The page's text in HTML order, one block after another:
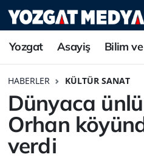
Yozgat Asayiş Bilim
HABERLER KÜLTÜR SANAT
Dünyaca
Orhan
verdi